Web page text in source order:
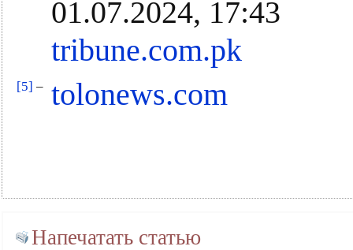
01.07.2024, 17:43
tribune.com.pk
[5] – tolonews.com
Напечатать статью